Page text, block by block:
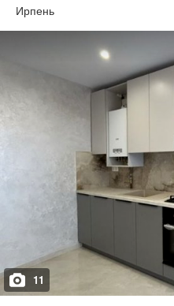
Площа: 36 м² Поверх: 13
газове опалення * тепла
укомплектована меблями та
мікрохвильова піч * варильна
* телевізор * пральна машина
повністю готова до
2% Форма оплати: * перевага —
програми: Сертифікат та
інформації та перегляду.
Ирпень
11